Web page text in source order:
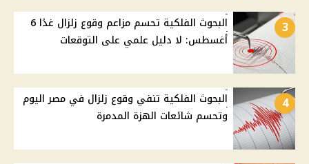
3
البحوث الفلكية تحسم مزاعم وقوع زلزال غدًا 6
أغسطس: لا دليل علمي على التوقعات
4
البحوث الفلكية تنفي وقوع زلزال في مصر اليوم
وتحسم شائعات الهزة المدمرة